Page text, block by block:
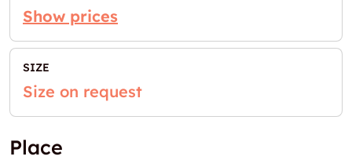
Show prices
SIZE
Size on request
Place